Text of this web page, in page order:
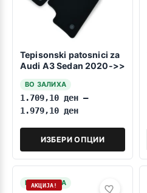
Tepisonski patosnici za
Audi A3 Sedan 2020->>
ВО ЗАЛИХА
1.709,10 ден –
1.979,10 ден
ИЗБЕРИ ОПЦИИ
НА ЗАЛИХА
АКЦИЈА!